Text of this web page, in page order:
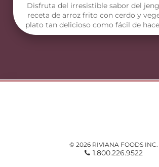
Disfruta del irresistible sabor del
receta de arroz frito con cerdo y
plato tan delicioso como fácil de
© 2026 RIVIANA FOODS INC.
1.800.226.9522